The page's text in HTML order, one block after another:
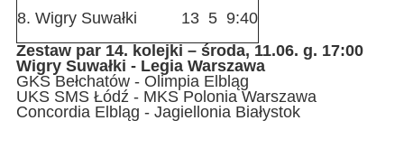
8. Wigry Suwałki 1359:40
Zestaw par 14. kolejki – środa, 11.06. g. 17:00
Wigry Suwałki - Legia Warszawa
GKS Bełchatów - Olimpia Elbląg
UKS SMS Łódź - MKS Polonia Warszawa
Concordia Elbląg - Jagiellonia Białystok